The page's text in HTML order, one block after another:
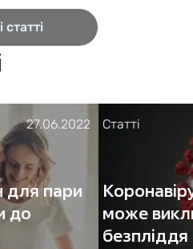
статті
27.06.2022
для пари
до
Статті
може
безпліддя